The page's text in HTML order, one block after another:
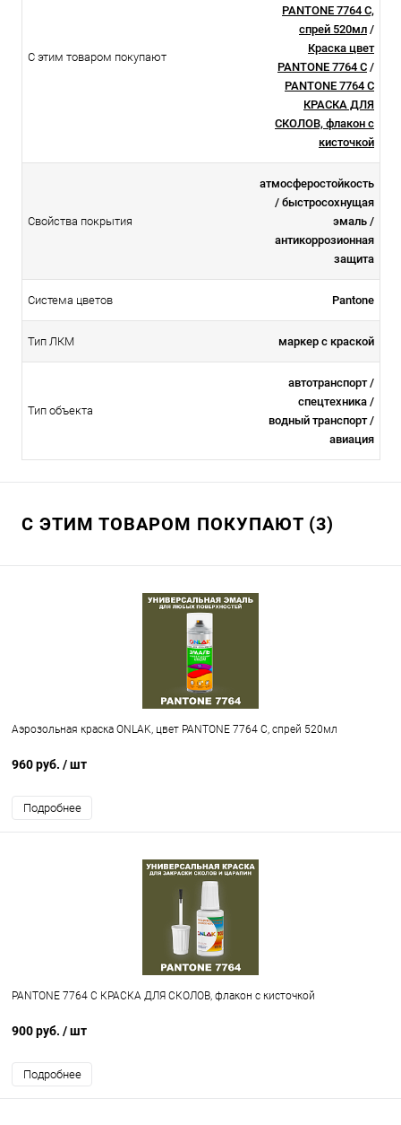
С этим товаром покупают
PANTONE 7764 C,
спрей 520мл /
Краска цвет
PANTONE 7764 C /
PANTONE 7764 C
КРАСКА ДЛЯ
СКОЛОВ, флакон с
кисточкой
Свойства покрытия
атмосферостойкоcть
/ быстросохнущая
эмаль /
антикоррозионная
защита
Система цветов Pantone
Тип ЛКМ маркер с краской
Тип объекта
автотранспорт /
спецтехника /
водный транспорт /
авиация
С ЭТИМ ТОВАРОМ ПОКУПАЮТ (3)
Аэрозольная краска ONLAK, цвет PANTONE 7764 C, спрей 520мл
960 руб. / шт
Подробнее
PANTONE 7764 C КРАСКА ДЛЯ СКОЛОВ, флакон с кисточкой
900 руб. / шт
Подробнее